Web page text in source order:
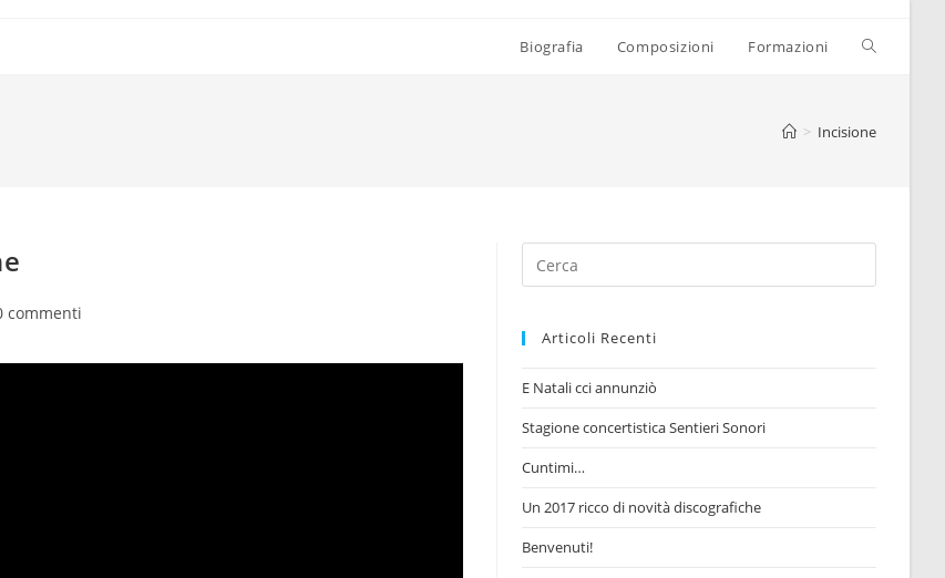
Biografia Composizioni Formazioni
> Incisione
Cerca
nel
webArticoli Recenti
E Natali cci annunziò
Stagione concertistica Sentieri Sonori
Cuntimi…
Un 2017 ricco di novità discografiche
Benvenuti!
commenti